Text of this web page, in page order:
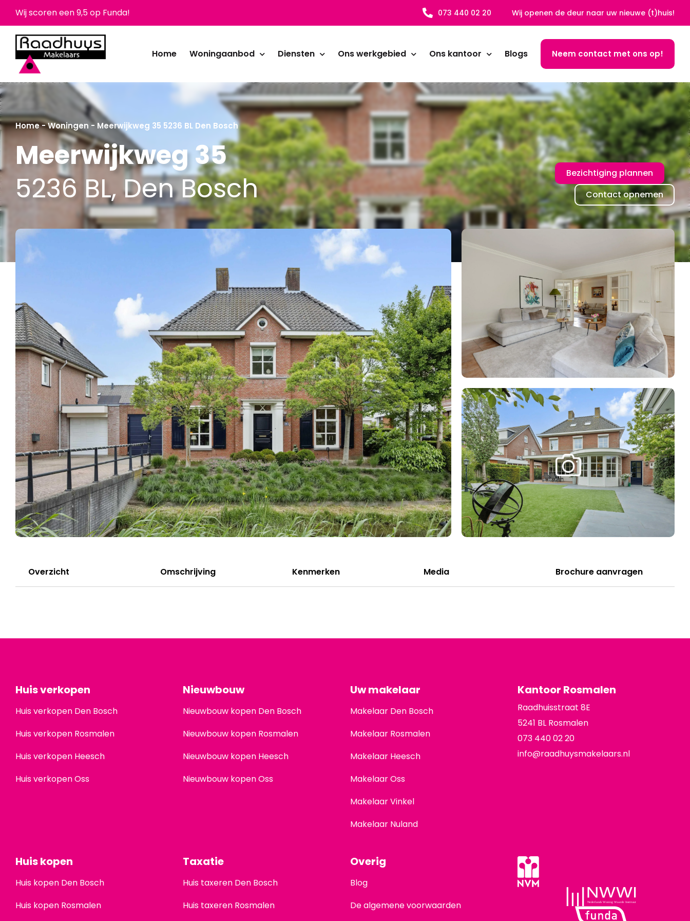
Wij scoren een 9,5 op Funda! 073 440 02 20 Wij openen de deur naar uw nieuwe (t)huis!
Home Woningaanbod Diensten Ons werkgebied Ons kantoor Blogs Neem contact met ons op!
Home-Woningen - Meerwijkweg 35 5236 BL Den Bosch
Meerwijkweg 35
5236 BL, Den Bosch
Bezichtiging plannen
Contact opnemen
Overzicht Omschrijving Kenmerken Media Brochure aanvragen
Huis verkopen
Huis verkopen Den Bosch
Huis verkopen Rosmalen
Huis verkopen Heesch
Huis verkopen Oss
Nieuwbouw
Nieuwbouw kopen Den Bosch
Nieuwbouw kopen Rosmalen
Nieuwbouw kopen Heesch
Nieuwbouw kopen Oss
Uw makelaar
Makelaar Den Bosch
Makelaar Rosmalen
Makelaar Heesch
Makelaar Oss
Makelaar Vinkel
Makelaar Nuland
Kantoor Rosmalen
Raadhuisstraat 8E
5241 BL Rosmalen
073 440 02 20
info@raadhuysmakelaars.nl
Huis kopen
Huis kopen Den Bosch
Huis kopen Rosmalen
Taxatie
Huis taxeren Den Bosch
Huis taxeren Rosmalen
Overig
Blog
De algemene voorwaarden